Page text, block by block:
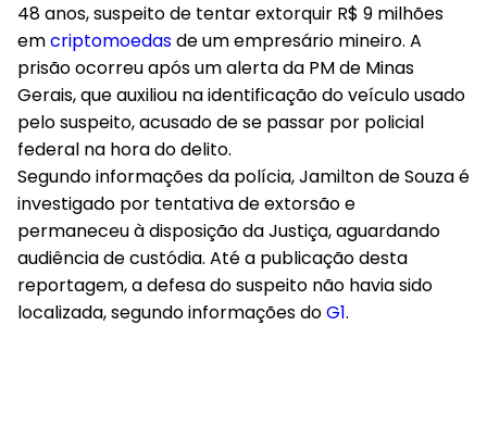
48 anos, suspeito de tentar extorquir R$ 9 milhões
emcriptomoedasde um empresário mineiro. A
prisão ocorreu após um alerta da PM de Minas
Gerais, que auxiliou na identificação do veículo usado
pelo suspeito, acusado de se passar por policial
federal na hora do delito.
Segundo informações da polícia, Jamilton de Souza é
investigado por tentativa de extorsão e
permaneceu à disposição da Justiça, aguardando
audiência de custódia. Até a publicação desta
reportagem, a defesa do suspeito não havia sido
localizada, segundo informações doG1.